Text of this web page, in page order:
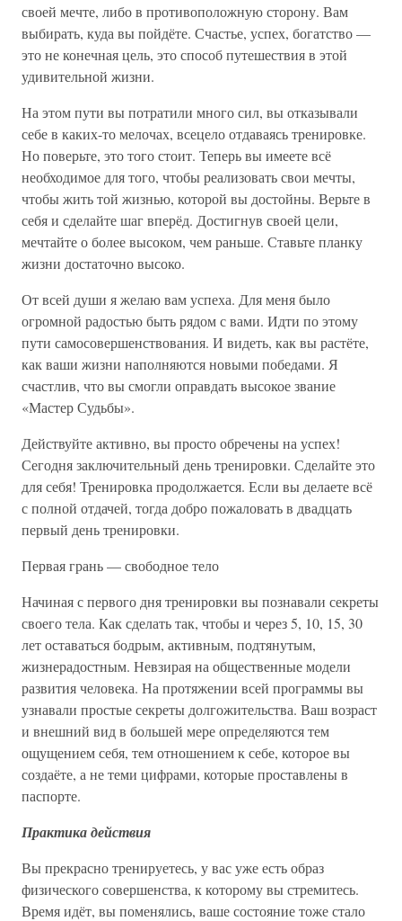
своей мечте, либо в противоположную сторону. Вам
выбирать, куда вы пойдёте. Счастье, успех, богатство —
это не конечная цель, это способ путешествия в этой
удивительной жизни.
На этом пути вы потратили много сил, вы отказывали
себе в каких-то мелочах, всецело отдаваясь тренировке.
Но поверьте, это того стоит. Теперь вы имеете всё
необходимое для того, чтобы реализовать свои мечты,
чтобы жить той жизнью, которой вы достойны. Верьте в
себя и сделайте шаг вперёд. Достигнув своей цели,
мечтайте о более высоком, чем раньше. Ставьте планку
жизни достаточно высоко.
От всей души я желаю вам успеха. Для меня было
огромной радостью быть рядом с вами. Идти по этому
пути самосовершенствования. И видеть, как вы растёте,
как ваши жизни наполняются новыми победами. Я
счастлив, что вы смогли оправдать высокое звание
«Мастер Судьбы».
Действуйте активно, вы просто обречены на успех!
Сегодня заключительный день тренировки. Сделайте это
для себя! Тренировка продолжается. Если вы делаете всё
с полной отдачей, тогда добро пожаловать в двадцать
первый день тренировки.
Первая грань — свободное тело
Начиная с первого дня тренировки вы познавали секреты
своего тела. Как сделать так, чтобы и через 5, 10, 15, 30
лет оставаться бодрым, активным, подтянутым,
жизнерадостным. Невзирая на общественные модели
развития человека. На протяжении всей программы вы
узнавали простые секреты долгожительства. Ваш возраст
и внешний вид в большей мере определяются тем
ощущением себя, тем отношением к себе, которое вы
создаёте, а не теми цифрами, которые проставлены в
паспорте.
Практика действия
Вы прекрасно тренируетесь, у вас уже есть образ
физического совершенства, к которому вы стремитесь.
Время идёт, вы поменялись, ваше состояние тоже стало